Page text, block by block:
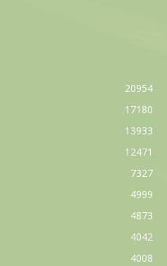
20954
17180
13933
12471
7327
4999
4873
4042
4008